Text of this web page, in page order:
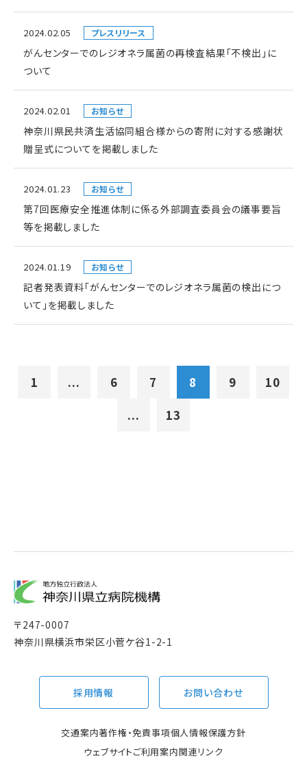
2024.02.05 プレスリリース
がんセンターでのレジオネラ属菌の再検査結果「不検出」に
ついて
2024.02.01 お知らせ
神奈川県民共済生活協同組合様からの寄附に対する感謝状
贈呈式についてを掲載しました
2024.01.23 お知らせ
第7回医療安全推進体制に係る外部調査委員会の議事要旨
等を掲載しました
2024.01.19 お知らせ
記者発表資料「がんセンターでのレジオネラ属菌の検出につ
いて」を掲載しました
1 ... 6 7 8 9
10
...
13
〒247-0007
神奈川県横浜市栄区小菅ケ谷1-2-1
採用情報 お問い合わせ
交通案内著作権・免責事項個人情報保護方針
ウェブサイトご利用案内関連リンク